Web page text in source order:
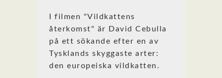
I filmen "Vildkattens
återkomst" är David Cebulla
på ett sökande efter en av
Tysklands skyggaste arter:
den europeiska vildkatten.